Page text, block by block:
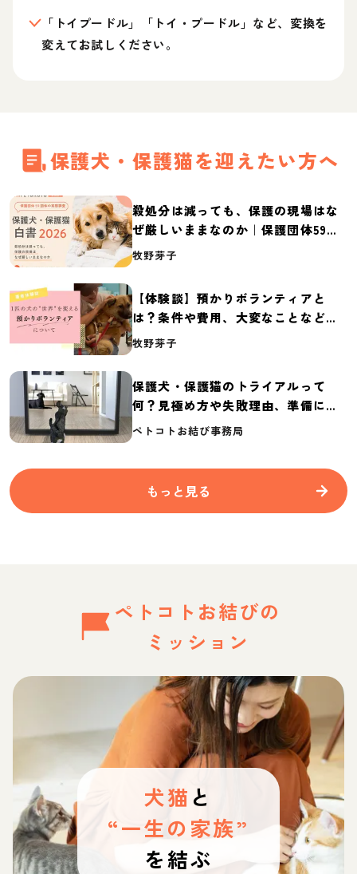
「トイプードル」「トイ・プードル」など、変換を
変えてお試しください。
保護犬・保護猫を迎えたい方へ
殺処分は減っても、保護の現場はな
ぜ厳しいままなのか｜保護団体59団
体の実態調査【保護犬・保護猫白書
牧野芽子
【体験談】預かりボランティアと
は？条件や費用、大変なことなど紹
介
牧野芽子
保護犬・保護猫のトライアルって
何？見極め方や失敗理由、準備に必
要なものを紹介
ペトコトお結び事務局
もっと見る
ペトコトお結びの
ミッション
犬猫 と
“一生の家族”
を結ぶ